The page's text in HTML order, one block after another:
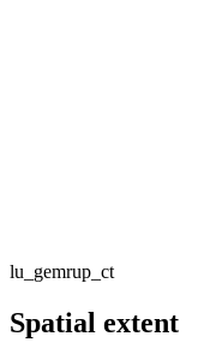
lu_gemrup_ct
Spatial extent